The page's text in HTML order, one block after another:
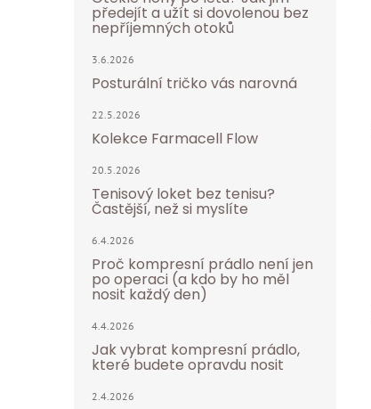
předejít a užít si dovolenou bez
nepříjemných otoků
3.6.2026
Posturální tričko vás narovná
22.5.2026
Kolekce Farmacell Flow
20.5.2026
Tenisový loket bez tenisu?
Častější, než si myslíte
6.4.2026
Proč kompresní prádlo není jen
po operaci (a kdo by ho měl
nosit každý den)
4.4.2026
Jak vybrat kompresní prádlo,
které budete opravdu nosit
2.4.2026